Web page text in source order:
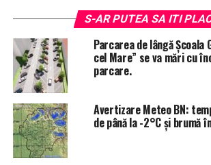
<
S-AR PUTEA SA ITI
Parcarea de lângă Școala
cel Mare” se va mări cu
parcare.
Avertizare Meteo BN:
de până la -2°C și brumă